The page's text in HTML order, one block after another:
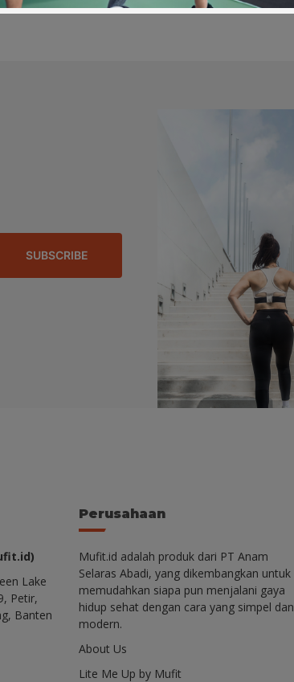
SUBSCRIBE
Lake
Petir,
Banten
Perusahaan
Mufit.id adalah produk dari PT Anam
Selaras Abadi, yang dikembangkan untuk
memudahkan siapa pun menjalani gaya
hidup sehat dengan cara yang simpel dan
modern.
About Us
Lite Me Up by Mufit